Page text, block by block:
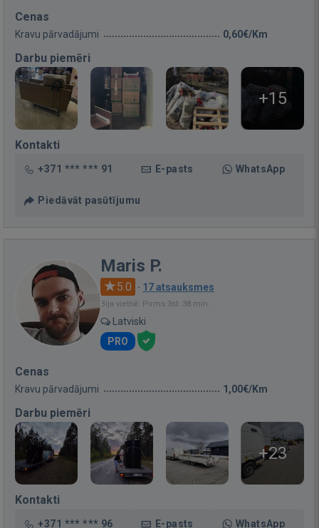
Cenas
Kravu pārvadājumi 0,60€/Km
Darbu piemēri
+15
Kontakti
+371 *** *** 91 E-pasts WhatsApp
Piedāvāt pasūtījumu
Maris P.
5.0 · 17 atsauksmes
Bija vietnē: Pirms 3st. 38 min.
Latviski
PRO
Cenas
Kravu pārvadājumi 1,00€/Km
Darbu piemēri
+23
Kontakti
+371 *** *** 96 E-pasts WhatsApp